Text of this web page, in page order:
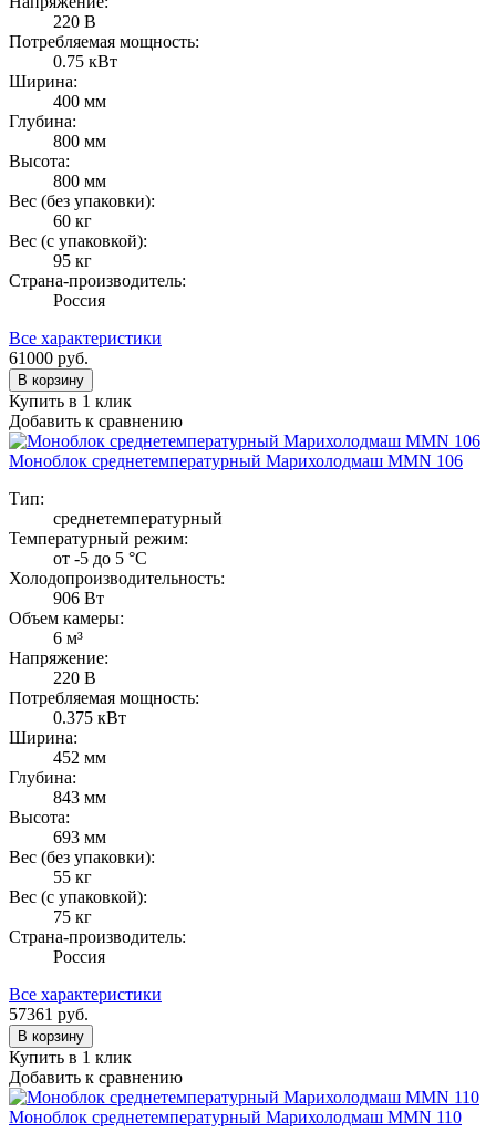
220 В
Потребляемая мощность:
0.75 кВт
Ширина:
400 мм
Глубина:
800 мм
Высота:
800 мм
Вес (без упаковки):
60 кг
Вес (с упаковкой):
95 кг
Страна-производитель:
Россия
Все характеристики
61000 руб.
В корзину
Купить в 1 клик
Добавить к сравнению
Моноблок среднетемпературный Марихолодмаш MMN 106
Тип:
среднетемпературный
Температурный режим:
от -5 до 5 °C
Холодопроизводительность:
906 Вт
Объем камеры:
6 м³
Напряжение:
220 В
Потребляемая мощность:
0.375 кВт
Ширина:
452 мм
Глубина:
843 мм
Высота:
693 мм
Вес (без упаковки):
55 кг
Вес (с упаковкой):
75 кг
Страна-производитель:
Россия
Все характеристики
57361 руб.
В корзину
Купить в 1 клик
Добавить к сравнению
Моноблок среднетемпературный Марихолодмаш MMN 110